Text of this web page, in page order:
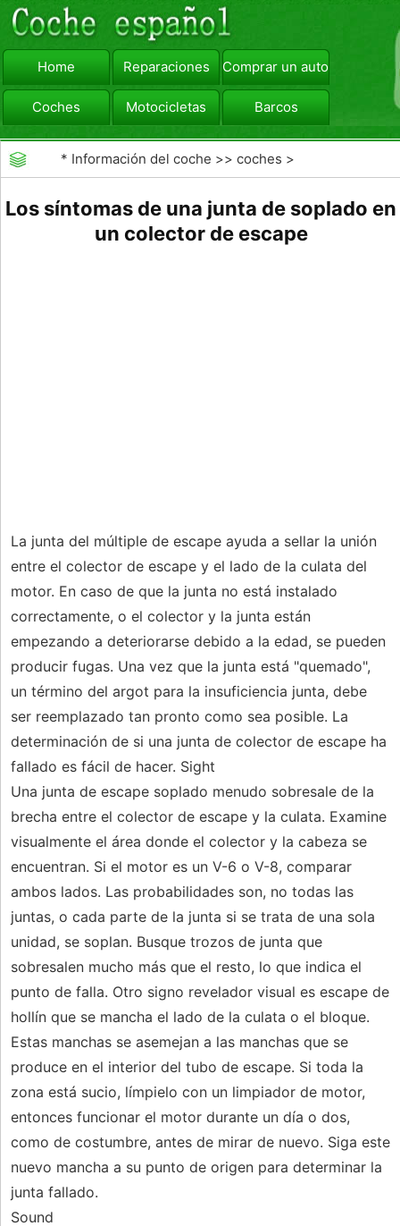
Home Reparaciones Comprar un automóvil
Coches Motocicletas Barcos
viajar Camiones
* Información del coche >>coches >
Los síntomas de una junta de soplado en
un colector de escape
La junta del múltiple de escape ayuda a sellar la unión
entre el colector de escape y el lado de la culata del
motor. En caso de que la junta no está instalado
correctamente, o el colector y la junta están
empezando a deteriorarse debido a la edad, se pueden
producir fugas. Una vez que la junta está "quemado",
un término del argot para la insuficiencia junta, debe
ser reemplazado tan pronto como sea posible. La
determinación de si una junta de colector de escape ha
fallado es fácil de hacer. Sight
Una junta de escape soplado menudo sobresale de la
brecha entre el colector de escape y la culata. Examine
visualmente el área donde el colector y la cabeza se
encuentran. Si el motor es un V-6 o V-8, comparar
ambos lados. Las probabilidades son, no todas las
juntas, o cada parte de la junta si se trata de una sola
unidad, se soplan. Busque trozos de junta que
sobresalen mucho más que el resto, lo que indica el
punto de falla. Otro signo revelador visual es escape de
hollín que se mancha el lado de la culata o el bloque.
Estas manchas se asemejan a las manchas que se
produce en el interior del tubo de escape. Si toda la
zona está sucio, límpielo con un limpiador de motor,
entonces funcionar el motor durante un día o dos,
como de costumbre, antes de mirar de nuevo. Siga este
nuevo mancha a su punto de origen para determinar la
junta fallado.
Sound